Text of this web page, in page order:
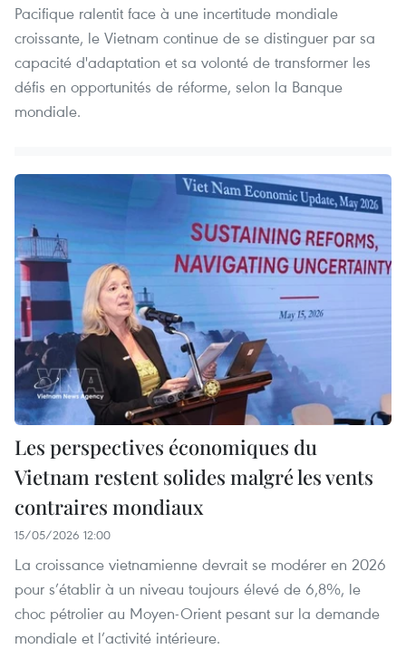
Pacifique ralentit face à une incertitude mondiale
croissante, le Vietnam continue de se distinguer par sa
capacité d'adaptation et sa volonté de transformer les
défis en opportunités de réforme, selon la Banque
mondiale.
Les perspectives économiques du
Vietnam restent solides malgré les vents
contraires mondiaux
15/05/2026 12:00
La croissance vietnamienne devrait se modérer en 2026
pour s’établir à un niveau toujours élevé de 6,8%, le
choc pétrolier au Moyen-Orient pesant sur la demande
mondiale et l’activité intérieure.